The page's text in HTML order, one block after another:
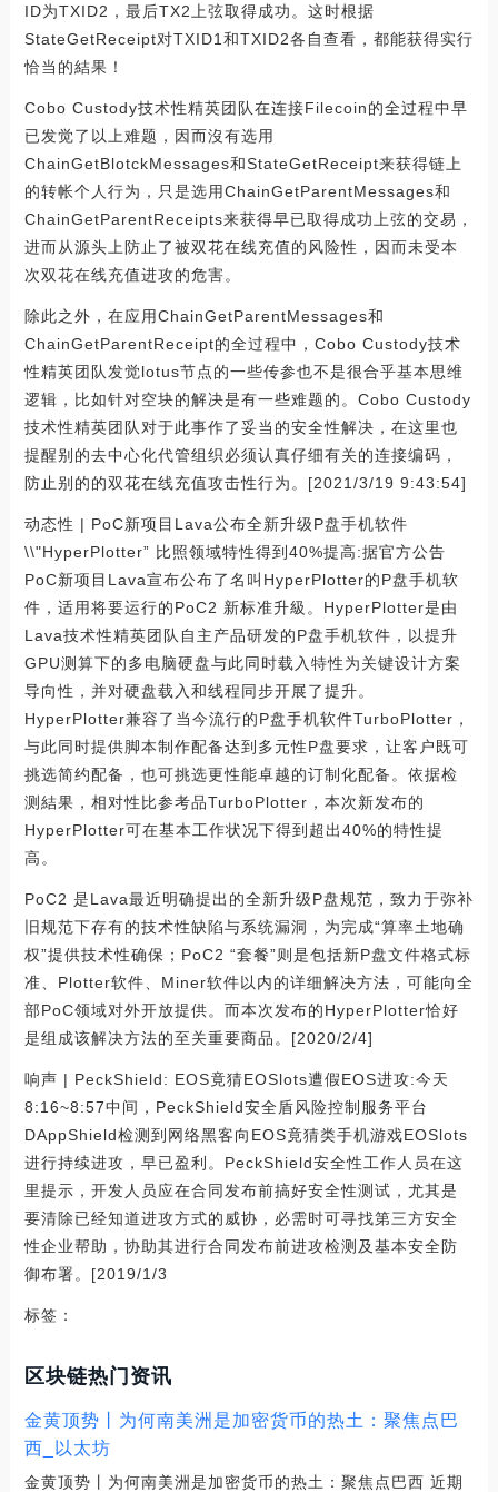
ID为TXID2，最后TX2上弦取得成功。这时根据
StateGetReceipt对TXID1和TXID2各自查看，都能获得实行
恰当的結果！
Cobo Custody技术性精英团队在连接Filecoin的全过程中早
已发觉了以上难题，因而沒有选用
ChainGetBlotckMessages和StateGetReceipt来获得链上
的转帐个人行为，只是选用ChainGetParentMessages和
ChainGetParentReceipts来获得早已取得成功上弦的交易，
进而从源头上防止了被双花在线充值的风险性，因而未受本
次双花在线充值进攻的危害。
除此之外，在应用ChainGetParentMessages和
ChainGetParentReceipt的全过程中，Cobo Custody技术
性精英团队发觉lotus节点的一些传参也不是很合乎基本思维
逻辑，比如针对空块的解决是有一些难题的。Cobo Custody
技术性精英团队对于此事作了妥当的安全性解决，在这里也
提醒别的去中心化代管组织必须认真仔细有关的连接编码，
防止别的的双花在线充值攻击性行为。[2021/3/19 9:43:54]
动态性 | PoC新项目Lava公布全新升级P盘手机软件
\\"HyperPlotter” 比照领域特性得到40%提高:据官方公告
PoC新项目Lava宣布公布了名叫HyperPlotter的P盘手机软
件，适用将要运行的PoC2 新标准升級。HyperPlotter是由
Lava技术性精英团队自主产品研发的P盘手机软件，以提升
GPU测算下的多电脑硬盘与此同时载入特性为关键设计方案
导向性，并对硬盘载入和线程同步开展了提升。
HyperPlotter兼容了当今流行的P盘手机软件TurboPlotter，
与此同时提供脚本制作配备达到多元性P盘要求，让客户既可
挑选简约配备，也可挑选更性能卓越的订制化配备。依据检
测結果，相对性比参考品TurboPlotter，本次新发布的
HyperPlotter可在基本工作状况下得到超出40%的特性提
高。
PoC2 是Lava最近明确提出的全新升级P盘规范，致力于弥补
旧规范下存有的技术性缺陷与系统漏洞，为完成“算率土地确
权”提供技术性确保；PoC2 “套餐”则是包括新P盘文件格式标
准、Plotter软件、Miner软件以内的详细解决方法，可能向全
部PoC领域对外开放提供。而本次发布的HyperPlotter恰好
是组成该解决方法的至关重要商品。[2020/2/4]
响声 | PeckShield: EOS竟猜EOSlots遭假EOS进攻:今天
8:16~8:57中间，PeckShield安全盾风险控制服务平台
DAppShield检测到网络黑客向EOS竟猜类手机游戏EOSlots
进行持续进攻，早已盈利。PeckShield安全性工作人员在这
里提示，开发人员应在合同发布前搞好安全性测试，尤其是
要清除已经知道进攻方式的威协，必需时可寻找第三方安全
性企业帮助，协助其进行合同发布前进攻检测及基本安全防
御布署。[2019/1/3
标签：
区块链热门资讯
金黄顶势丨为何南美洲是加密货币的热土：聚焦点巴
西_以太坊
金黄顶势丨为何南美洲是加密货币的热土：聚焦点巴西 近期